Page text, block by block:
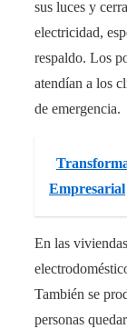
sus luces y
electricidad,
respaldo. Los
atendían a los
de emergencia.
Empresarial
En las
También se
personas